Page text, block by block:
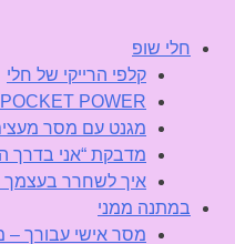
חלי שופ
קלפי הרייקי של חלי
POCKET POWER – מתנה קטנה גדולה
מגנט עם מסר
מדבקת “אני בדרך
איך לשחרר בעצמך
במתנה ממני
מסר אישי עבורך –